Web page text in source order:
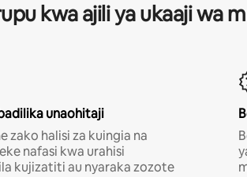
kwa ajili ya ukaaji wa
unaohitaji
zako halisi za kuingia na
nafasi kwa urahisi
kujizatiti au nyaraka zozote